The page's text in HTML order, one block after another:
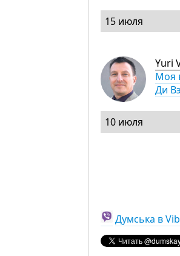
15 июля
Yuri
Моя
Ди
10 июля
Думська в